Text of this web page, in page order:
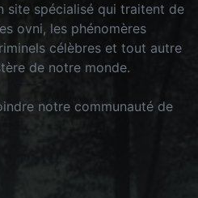
site spécialisé qui traitent de
ovni, les phénomères
célèbres et tout autre
de notre monde.
notre communauté de